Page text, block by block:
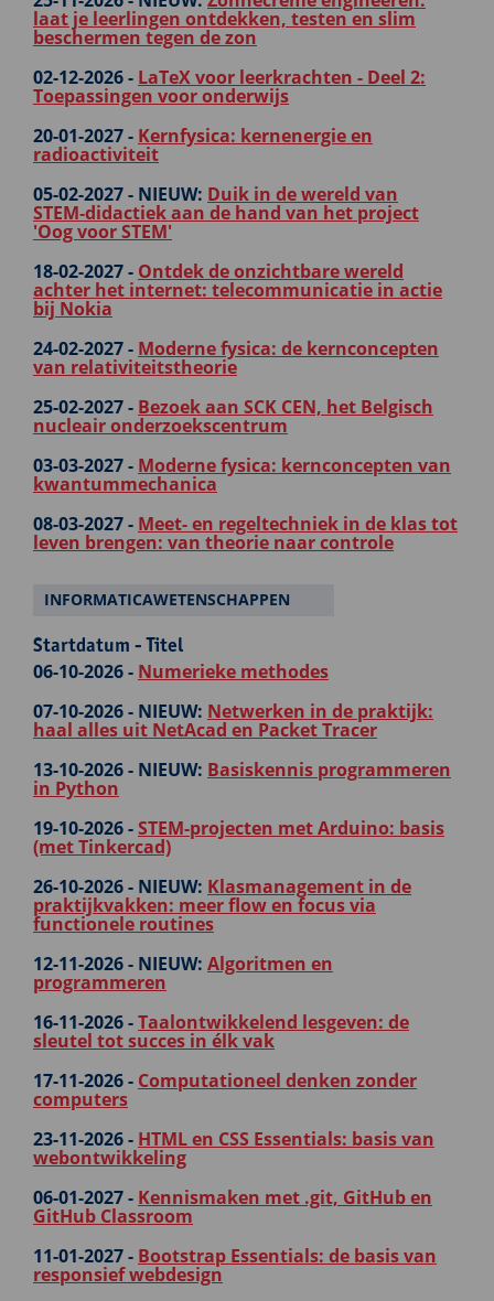
laat je leerlingen ontdekken, testen en slim
beschermen tegen de zon
02-12-2026 - LaTeX voor leerkrachten - Deel 2:
Toepassingen voor onderwijs
20-01-2027 - Kernfysica: kernenergie en
radioactiviteit
05-02-2027 - NIEUW: Duik in de wereld van
STEM‑didactiek aan de hand van het project
'Oog voor STEM'
18-02-2027 - Ontdek de onzichtbare wereld
achter het internet: telecommunicatie in actie
bij Nokia
24-02-2027 - Moderne fysica: de kernconcepten
van relativiteitstheorie
25-02-2027 - Bezoek aan SCK CEN, het Belgisch
nucleair onderzoekscentrum
03-03-2027 - Moderne fysica: kernconcepten van
kwantummechanica
08-03-2027 - Meet- en regeltechniek in de klas tot
leven brengen: van theorie naar controle
INFORMATICAWETENSCHAPPEN
Startdatum - Titel
06-10-2026 - Numerieke methodes
07-10-2026 - NIEUW: Netwerken in de praktijk:
haal alles uit NetAcad en Packet Tracer
13-10-2026 - NIEUW: Basiskennis programmeren
in Python
19-10-2026 -STEM-projecten met Arduino: basis
(met Tinkercad)
26-10-2026 - NIEUW: Klasmanagement in de
praktijkvakken: meer flow en focus via
functionele routines
12-11-2026 - NIEUW: Algoritmen en
programmeren
16-11-2026 -Taalontwikkelend lesgeven: de
sleutel tot succes in élk vak
17-11-2026 - Computationeel denken zonder
computers
23-11-2026 - HTML en CSS Essentials: basis van
webontwikkeling
06-01-2027 - Kennismaken met .git, GitHub en
GitHub Classroom
11-01-2027 - Bootstrap Essentials: de basis van
responsief webdesign